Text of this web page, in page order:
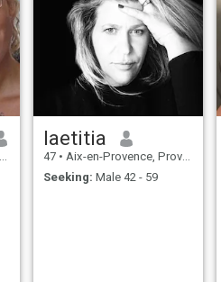
laetitia
47 • Aix-en-Provence, Provence-Alpes-Côte d'Azur, France
Seeking: Male 42 - 59